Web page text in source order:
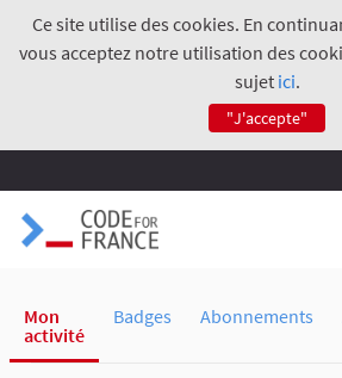
Ce site utilise des cookies. En
vous acceptez notre utilisation des
sujet ici.
"J'accepte"
Mon
activité
Badges Abonnements